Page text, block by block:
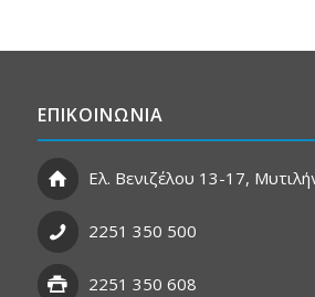
ΕΠΙΚΟΙΝΩΝΙΑ
Ελ. Βενιζέλου 13-17,
2251 350 500
2251 350 608